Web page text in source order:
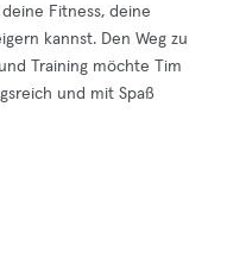
Fitness, deine
kannst. Den Weg zu
Training möchte Tim
und mit Spaß